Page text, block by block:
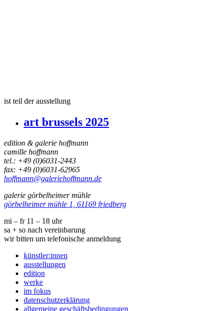
ist teil der ausstellung
art brussels 2025
edition & galerie hoffmann
camille hoffmann
tel.: +49 (0)6031-2443
fax: +49 (0)6031-62965
hoffmann@galeriehoffmann.de
galerie görbelheimer mühle
görbelheimer mühle 1, 61169 friedberg
mi – fr 11 – 18 uhr
sa + so nach vereinbarung
wir bitten um telefonische anmeldung
künstler:innen
ausstellungen
edition
werke
im fokus
datenschutzerklärung
allgemeine geschäftsbedingungen